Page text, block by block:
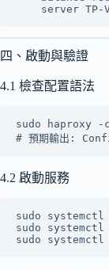
四、啟動與驗證
4.1 檢查配置語法
sudo haproxy
4.2 啟動服務
sudo systemctl
sudo